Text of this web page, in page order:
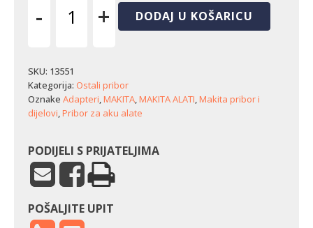
-
-
za
DFJ
jakne
(14,4
18
V)
količina
+ DODAJ U KOŠARICU
SKU: 13551
Kategorija: Ostali pribor
Oznake Adapteri,MAKITA,MAKITA ALATI,Makita pribor i
dijelovi,Pribor za aku alate
PODIJELI S PRIJATELJIMA
POŠALJITE UPIT